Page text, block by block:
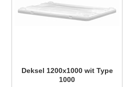
Deksel 1200x1000 wit Type
1000